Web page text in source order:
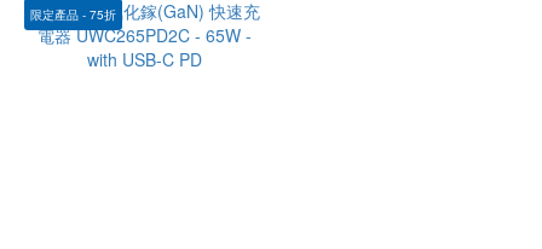
限定產品 - 75折